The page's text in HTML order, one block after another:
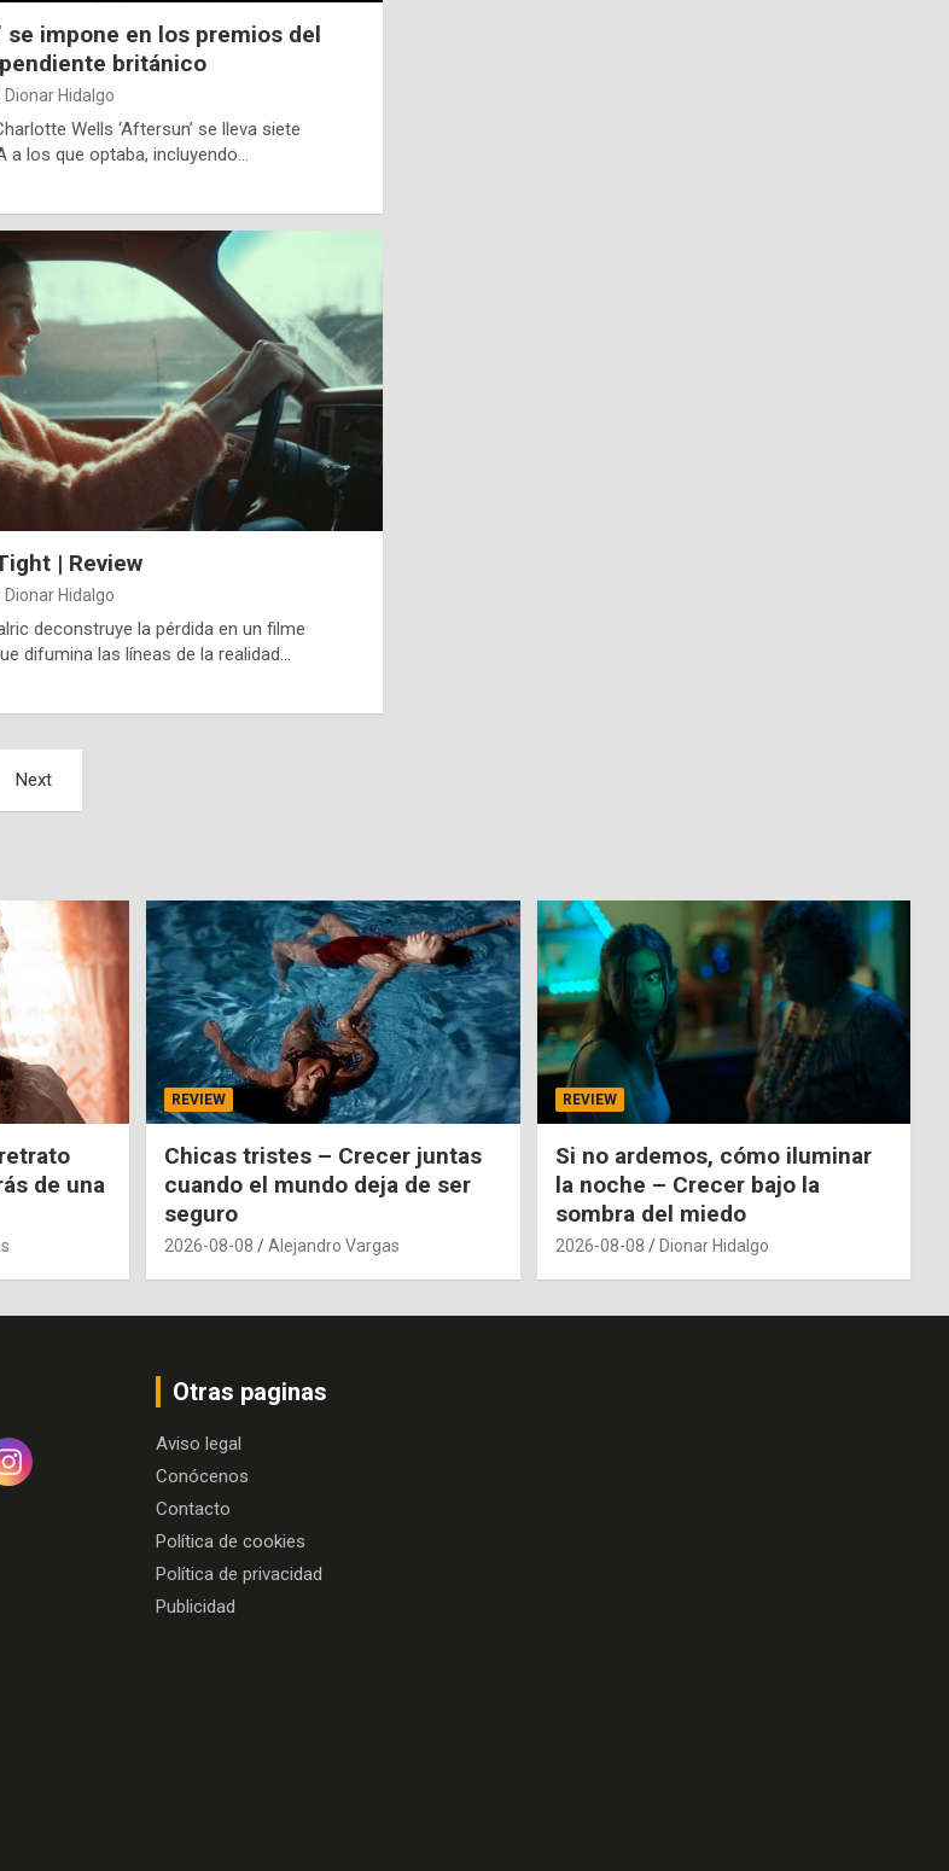
se impone en los premios del
británico
Dionar Hidalgo
Wells ‘Aftersun’ se lleva siete
a los que optaba, incluyendo…
| Review
Dionar Hidalgo
deconstruye la pérdida en un filme
difumina las líneas de la realidad…
Next
de una
REVIEW
Chicas tristes – Crecer juntas
cuando el mundo deja de ser
seguro
2026-08-08 Alejandro Vargas
REVIEW
Si no ardemos, cómo iluminar
la noche – Crecer bajo la
sombra del miedo
2026-08-08 Dionar Hidalgo
Otras paginas
Aviso legal
Conócenos
Contacto
Política de cookies
Política de privacidad
Publicidad